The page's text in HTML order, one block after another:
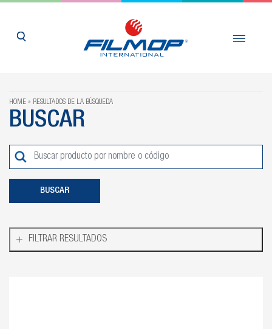
HOME RESULTADOS DE LA BÚSQUEDA
BUSCAR
FILTRAR RESULTADOS